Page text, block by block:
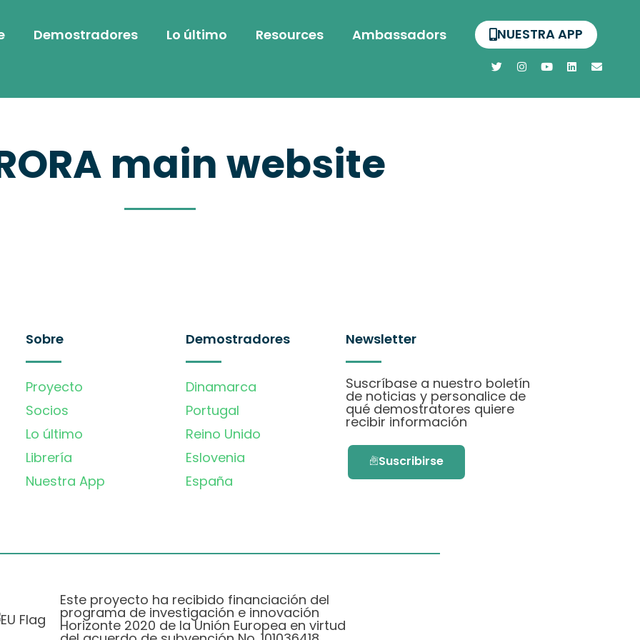
Demostradores Lo último Resources Ambassadors NUESTRA APP
main website
Sobre
Proyecto
Socios
Lo último
Librería
Nuestra App
Demostradores
Dinamarca
Portugal
Reino Unido
Eslovenia
España
Newsletter
Suscríbase a nuestro boletín
de noticias y personalice de
qué demostratores quiere
recibir información
Suscribirse
Este proyecto ha recibido financiación del
programa de investigación e innovación
Horizonte 2020 de la Unión Europea en virtud